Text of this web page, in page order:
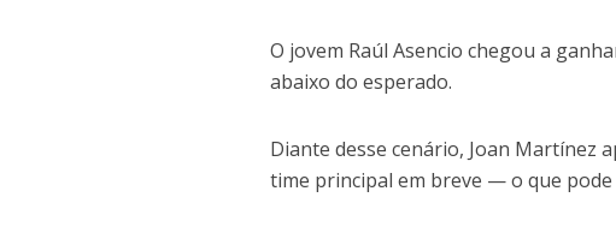
O jovem Raúl Asencio chegou a
abaixo do esperado.
Diante desse cenário, Joan Martínez
time principal em breve — o que